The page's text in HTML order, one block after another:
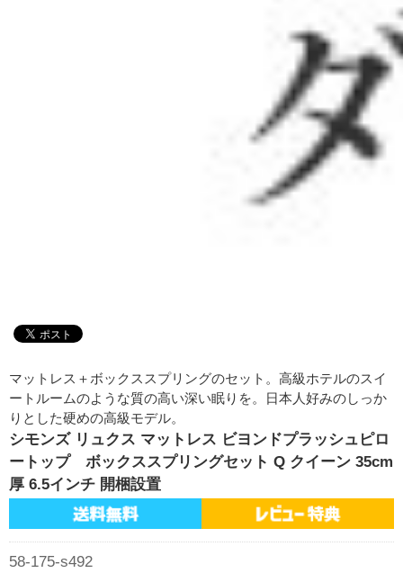
マットレス＋ボックススプリングのセット。高級ホテルのスイ
ートルームのような質の高い深い眠りを。日本人好みのしっか
りとした硬めの高級モデル。
シモンズ リュクス マットレス ビヨンドプラッシュピロ
ートップ ボックススプリングセット Q クイーン 35cm
厚 6.5インチ 開梱設置
58-175-s492